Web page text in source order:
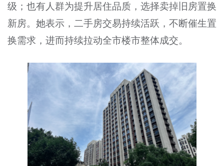
级；也有人群为提升居住品质，选择卖掉旧房置换
新房。她表示，二手房交易持续活跃，不断催生置
换需求，进而持续拉动全市楼市整体成交。